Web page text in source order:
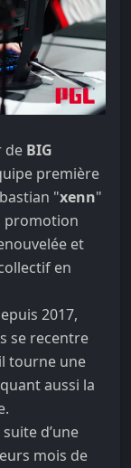
de BIG
première
"xenn"
promotion
et
en
2017,
se recentre
tourne une
aussi la
d’une
mois de